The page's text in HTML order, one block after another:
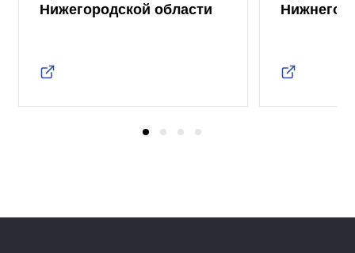
Нижегородской области
Нижнего